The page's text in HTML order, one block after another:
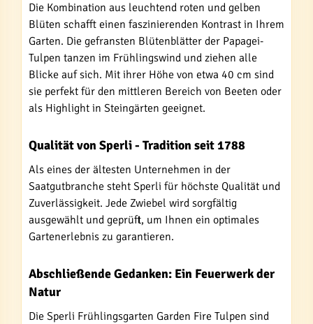
Die Kombination aus leuchtend roten und gelben
Blüten schafft einen faszinierenden Kontrast in Ihrem
Garten. Die gefransten Blütenblätter der Papagei-
Tulpen tanzen im Frühlingswind und ziehen alle
Blicke auf sich. Mit ihrer Höhe von etwa 40 cm sind
sie perfekt für den mittleren Bereich von Beeten oder
als Highlight in Steingärten geeignet.
Qualität von Sperli - Tradition seit 1788
Als eines der ältesten Unternehmen in der
Saatgutbranche steht Sperli für höchste Qualität und
Zuverlässigkeit. Jede Zwiebel wird sorgfältig
ausgewählt und geprüft, um Ihnen ein optimales
Gartenerlebnis zu garantieren.
Abschließende Gedanken: Ein Feuerwerk der
Natur
Die Sperli Frühlingsgarten Garden Fire Tulpen sind